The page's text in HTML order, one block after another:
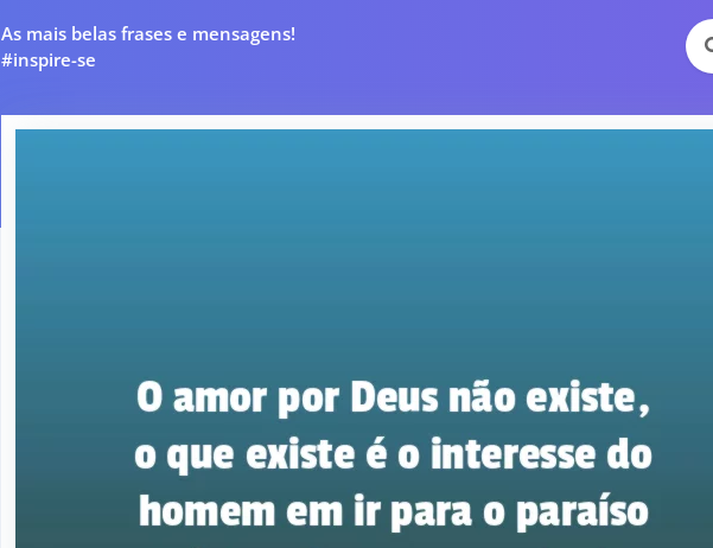
As mais belas frases e mensagens!
#inspire-se